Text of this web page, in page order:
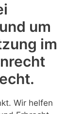
um
im
Wir helfen